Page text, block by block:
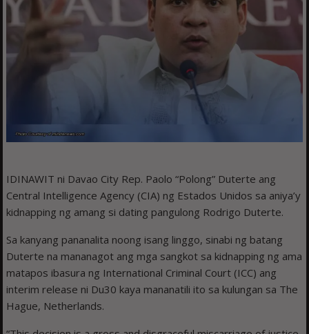
IDINAWIT ni Davao City Rep. Paolo “Polong” Duterte ang
Central Intelligence Agency (CIA) ng Estados Unidos sa aniya’y
kidnapping ng amang si dating pangulong Rodrigo Duterte.
Sa kanyang pananalita noong isang linggo, sinabi ng batang
Duterte na mananagot ang mga sangkot sa kidnapping ng ama
matapos ibasura ng International Criminal Court (ICC) ang
interim release ni Du30 kaya mananatili ito sa kulungan sa The
Hague, Netherlands.